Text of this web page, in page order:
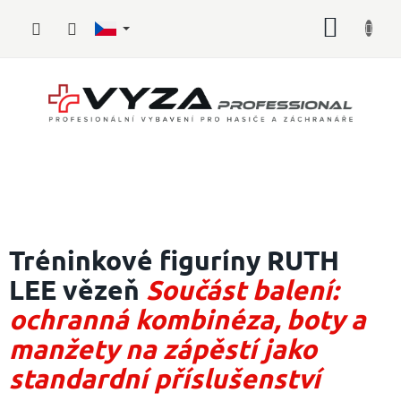
Požární
sport
Zdravotnické
vybavení
Tréninkové figuríny RUTH
LEE vězeň Součást balení:
ochranná kombinéza, boty a
manžety na zápěstí jako
standardní příslušenství